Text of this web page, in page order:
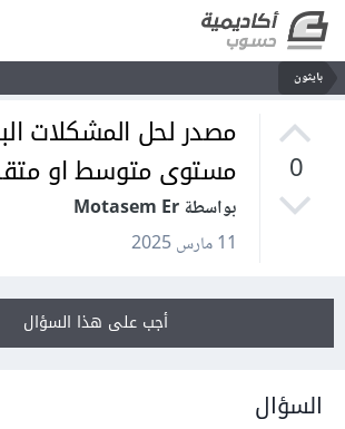
بايثون
0
مصدر لحل المشكلات
مستوى متوسط او
بواسطة Motasem Er
11 مارس 2025
أجب على هذا السؤال
السؤال